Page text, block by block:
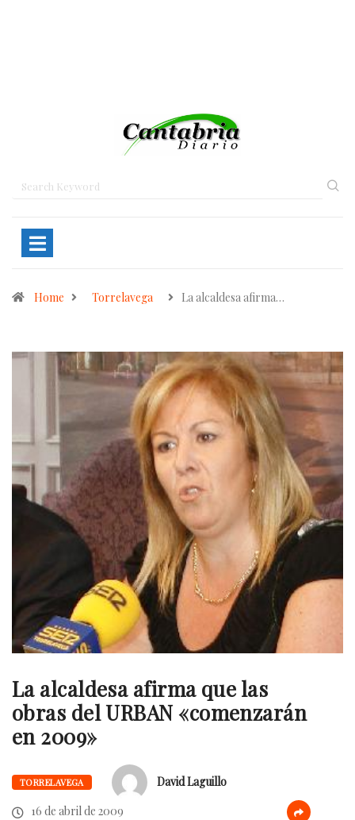
Home Torrelavega La alcaldesa afirma…
La alcaldesa afirma que las
obras del URBAN «comenzarán
en 2009»
TORRELAVEGA
David Laguillo
16 de abril de 2009